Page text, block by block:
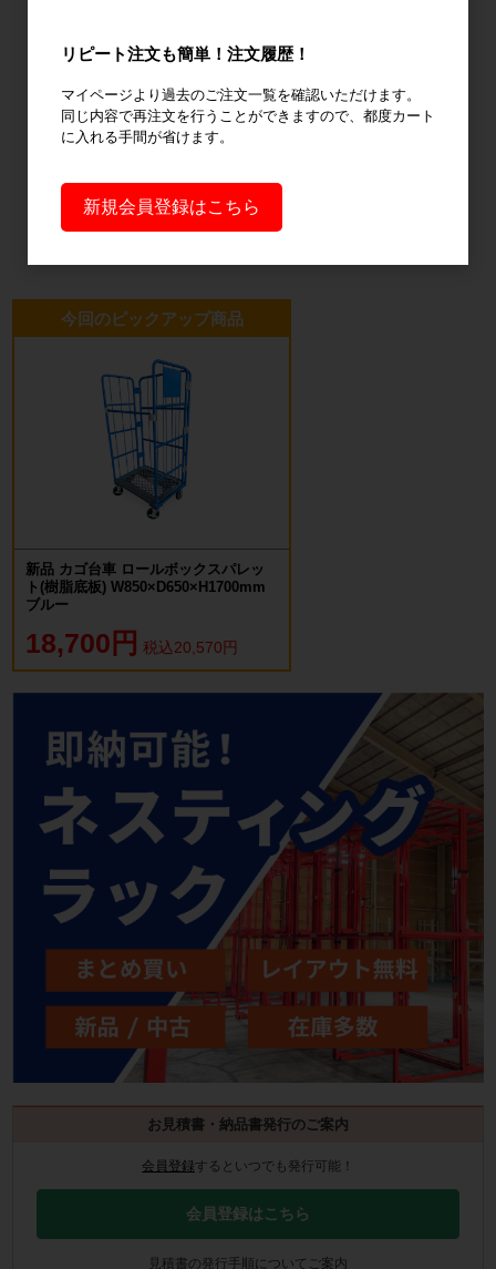
輸送用緩衝材 安全設備
オフィス用
品・衛生用品
今回のピックアップ商品
新品 カゴ台車 ロールボックスパレッ
ト(樹脂底板) W850×D650×H1700mm
ブルー
18,700円 税込20,570円
お見積書・納品書発行のご案内
会員登録するといつでも発行可能！
会員登録はこちら
見積書の発行手順についてご案内
リピート注文も簡単！注文履歴！
マイページより過去のご注文一覧を確認いただけます。
同じ内容で再注文を行うことができますので、都度カート
に入れる手間が省けます。
新規会員登録はこちら